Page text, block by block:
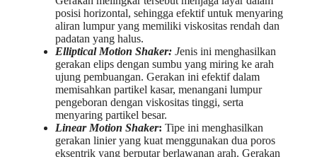
posisi horizontal, sehingga efektif untuk menyaring
aliran lumpur yang memiliki viskositas rendah dan
padatan yang halus.
Elliptical Motion Shaker: Jenis ini menghasilkan
gerakan elips dengan sumbu yang miring ke arah
ujung pembuangan. Gerakan ini efektif dalam
memisahkan partikel kasar, menangani lumpur
pengeboran dengan viskositas tinggi, serta
menyaring partikel besar.
Linear Motion Shaker: Tipe ini menghasilkan
gerakan linier yang kuat menggunakan dua poros
eksentrik yang berputar berlawanan arah. Gerakan